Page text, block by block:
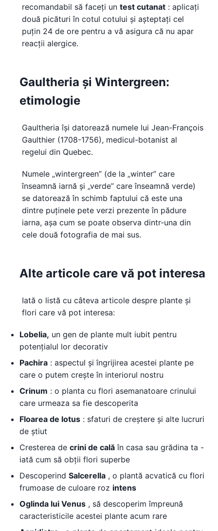
recomandabil să faceți un test cutanat : aplicați
două picături în cotul cotului și așteptați cel
puțin 24 de ore pentru a vă asigura că nu apar
reacții alergice.
Gaultheria și Wintergreen:
etimologie
Gaultheria își datorează numele lui Jean-François
Gaulthier (1708-1756), medicul-botanist al
regelui din Quebec.
Numele „wintergreen” (de la „winter” care
înseamnă iarnă și „verde” care înseamnă verde)
se datorează în schimb faptului că este una
dintre puținele pete verzi prezente în pădure
iarna, așa cum se poate observa dintr-una din
cele două fotografia de mai sus.
Alte articole care vă pot interesa
Iată o listă cu câteva articole despre plante și
flori care vă pot interesa:
Lobelia, un gen de plante mult iubit pentru
potențialul lor decorativ
Pachira : aspectul și îngrijirea acestei plante pe
care o putem crește în interiorul nostru
Crinum : o planta cu flori asemanatoare crinului
care urmeaza sa fie descoperita
Floarea de lotus : sfaturi de creștere și alte lucruri
de știut
Cresterea de crini de cală în casa sau grădina ta -
iată cum să obții flori superbe
Descoperind Salcerella , o plantă acvatică cu flori
frumoase de culoare roz intens
Oglinda lui Venus , să descoperim împreună
caracteristicile acestei plante acum rare